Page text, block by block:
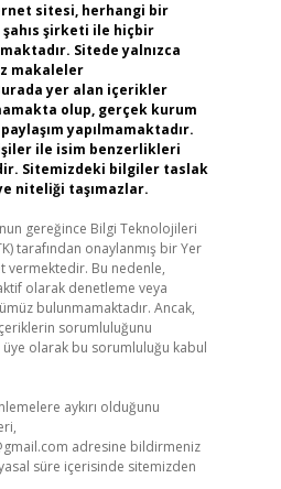
sitesi, herhangi bir
şirketi ile hiçbir
Sitede yalnızca
makaleler
yer alan içerikler
olup, gerçek kurum
yapılmamaktadır.
ile isim benzerlikleri
Sitemizdeki bilgiler taslak
niteliği taşımazlar.
gereğince Bilgi Teknolojileri
tarafından onaylanmış bir Yer
vermektedir. Bu nedenle,
olarak denetleme veya
bulunmamaktadır. Ancak,
sorumluluğunu
üye olarak bu sorumluluğu kabul
aykırı olduğunu
adresine bildirmeniz
süre içerisinde sitemizden